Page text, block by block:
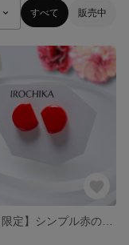
すべて 販売中